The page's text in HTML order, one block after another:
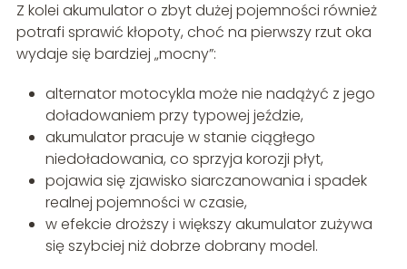
Z kolei akumulator o zbyt dużej pojemności również
potrafi sprawić kłopoty, choć na pierwszy rzut oka
wydaje się bardziej „mocny”:
alternator motocykla może nie nadążyć z jego
doładowaniem przy typowej jeździe,
akumulator pracuje w stanie ciągłego
niedoładowania, co sprzyja korozji płyt,
pojawia się zjawisko siarczanowania i spadek
realnej pojemności w czasie,
w efekcie droższy i większy akumulator zużywa
się szybciej niż dobrze dobrany model.